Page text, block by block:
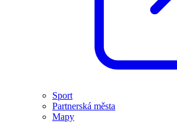
Sport
Partnerská města
Mapy